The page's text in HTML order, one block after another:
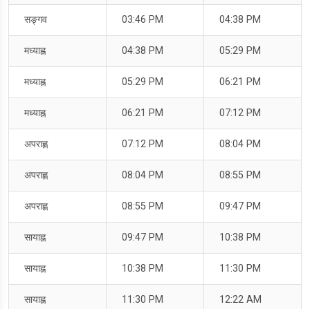
सङ्गव 03:46 PM 04:38 PM
मध्याह्न 04:38 PM 05:29 PM
मध्याह्न 05:29 PM 06:21 PM
मध्याह्न 06:21 PM 07:12 PM
अपराह्ण 07:12 PM 08:04 PM
अपराह्ण 08:04 PM 08:55 PM
अपराह्ण 08:55 PM 09:47 PM
सायाह्न 09:47 PM 10:38 PM
सायाह्न 10:38 PM 11:30 PM
सायाह्न 11:30 PM 12:22 AM